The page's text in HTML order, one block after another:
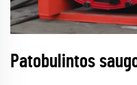
Patobulintos